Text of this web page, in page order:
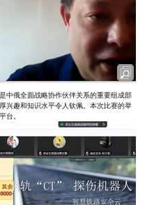
中俄全面战略协作伙伴关系的重要组成部
兴趣和知识水平令人钦佩。本次比赛的举
台。